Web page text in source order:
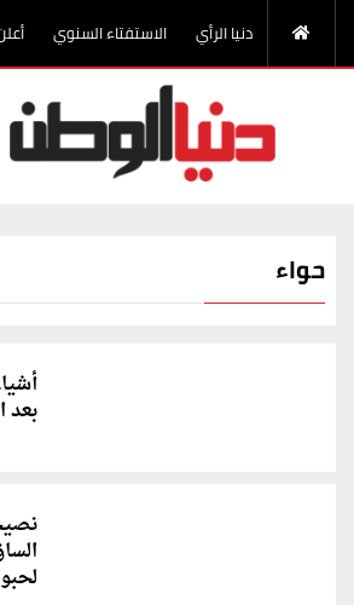
دنيا الرأي الاستفتاء السنوي
حواء
بعد